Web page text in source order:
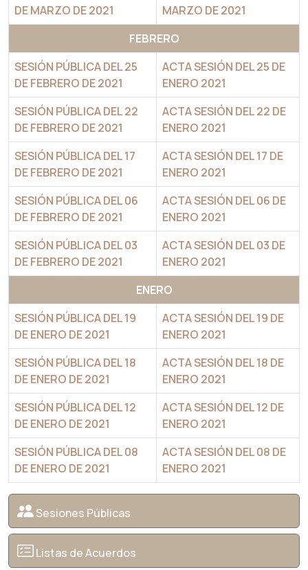
DE MARZO DE 2021
MARZO DE 2021
FEBRERO
SESIÓN PÚBLICA DEL 25
DE FEBRERO DE 2021
ACTA SESIÓN DEL 25 DE
ENERO 2021
SESIÓN PÚBLICA DEL 22
DE FEBRERO DE 2021
ACTA SESIÓN DEL 22 DE
ENERO 2021
SESIÓN PÚBLICA DEL 17
DE FEBRERO DE 2021
ACTA SESIÓN DEL 17 DE
ENERO 2021
SESIÓN PÚBLICA DEL 06
DE FEBRERO DE 2021
ACTA SESIÓN DEL 06 DE
ENERO 2021
SESIÓN PÚBLICA DEL 03
DE FEBRERO DE 2021
ACTA SESIÓN DEL 03 DE
ENERO 2021
ENERO
SESIÓN PÚBLICA DEL 19
DE ENERO DE 2021
ACTA SESIÓN DEL 19 DE
ENERO 2021
SESIÓN PÚBLICA DEL 18
DE ENERO DE 2021
ACTA SESIÓN DEL 18 DE
ENERO 2021
SESIÓN PÚBLICA DEL 12
DE ENERO DE 2021
ACTA SESIÓN DEL 12 DE
ENERO 2021
SESIÓN PÚBLICA DEL 08
DE ENERO DE 2021
ACTA SESIÓN DEL 08 DE
ENERO 2021
Sesiones Públicas
Listas de Acuerdos